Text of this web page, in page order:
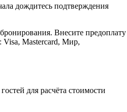
дождитесь подтверждения
Внесите предоплату
Mastercard, Мир,
для расчёта стоимости